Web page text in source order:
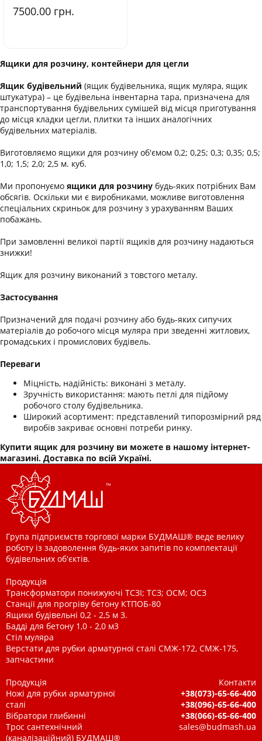
7500.00 грн.
Ящики для розчину, контейнери для цегли
Ящик будівельний (ящик будівельника, ящик муляра, ящик
штукатура) – це будівельна інвентарна тара, призначена для
транспортування будівельних сумішей від місця приготування
до місця кладки цегли, плитки та інших аналогічних
будівельних матеріалів.
Виготовляємо ящики для розчину об'ємом 0,2; 0,25; 0,3; 0,35; 0,5;
1,0; 1,5; 2,0; 2,5 м. куб.
Ми пропонуємо ящики для розчину будь-яких потрібних Вам
обсягів. Оскільки ми є виробниками, можливе виготовлення
спеціальних скриньок для розчину з урахуванням Ваших
побажань.
При замовленні великої партії ящиків для розчину надаються
знижки!
Ящик для розчину виконаний з товстого металу.
Застосування
Призначений для подачі розчину або будь-яких сипучих
матеріалів до робочого місця муляра при зведенні житлових,
громадських і промислових будівель.
Переваги
Міцність, надійність: виконані з металу.
Зручність використання: мають петлі для підйому
робочого столу будівельника.
Широкий асортимент: представлений типорозмірний ряд
виробів закриває основні потреби ринку.
Купити ящик для розчину ви можете в нашому інтернет-
магазині. Доставка по всій Україні.
Група підприємств торгової марки БУДМАШ® веде велику
роботу із задоволення будь-яких запитів по комплектації
будівельних об'єктів.
Продукція
Трансформатори понижуючі ТСЗІ; ТСЗ; ОСМ; ОСЗ
Станції для прогріву бетону КТПОБ-80
Ящики будівельні 0,2 - 2,5 м 3.
Бадді для бетону 1,0 - 2,0 м3
Стіл муляра
Верстати для рубки арматурної сталі СМЖ-172, СМЖ-175,
запчастини
Продукція
Ножі для рубки арматурної
сталі
Вібратори глибинні
Трос сантехнічний
(каналізаційний) БУДМАШ®
Контакти
+38(073)-65-66-400
+38(096)-65-66-400
+38(066)-65-66-400
sales@budmash.ua